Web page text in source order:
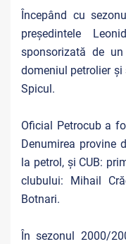
Începând cu
președintele
sponsorizată de
domeniul petrolier și
Spicul.
Oficial Petrocub a
Denumirea provine
la petrol, și CUB:
clubului: Mihail
Botnari.
În sezonul 2000/